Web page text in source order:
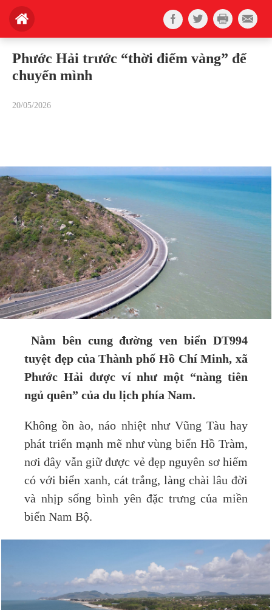
Phước Hải trước “thời điểm vàng” để
chuyển mình
20/05/2026
Nằm bên cung đường ven biển DT994
tuyệt đẹp của Thành phố Hồ Chí Minh, xã
Phước Hải được ví như một “nàng tiên
ngủ quên” của du lịch phía Nam.
Không ồn ào, náo nhiệt như Vũng Tàu hay
phát triển mạnh mẽ như vùng biển Hồ Tràm,
nơi đây vẫn giữ được vẻ đẹp nguyên sơ hiếm
có với biển xanh, cát trắng, làng chài lâu đời
và nhịp sống bình yên đặc trưng của miền
biển Nam Bộ.